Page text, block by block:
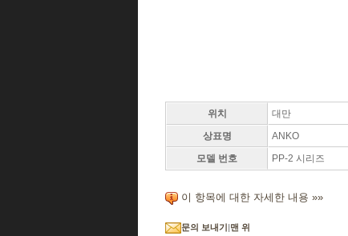
위치
대만
상표명
ANKO
모델 번호
PP-2 시리즈
이 항목에 대한 자세한 내용 »»
문의 보내기|맨 위